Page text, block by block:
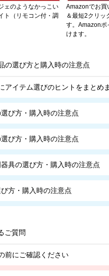
ェのようなかっこい
ト（リモコン付・調
Amazonでお買
＆最短2クリッ
す。Amazonポ
けます。
の選び方と購入時の注意点
アイテム選びのヒントをまとめ
び方・購入時の注意点
び方・購入時の注意点
具の選び方・購入時の注意点
方・購入時の注意点
ご質問
前にご確認ください